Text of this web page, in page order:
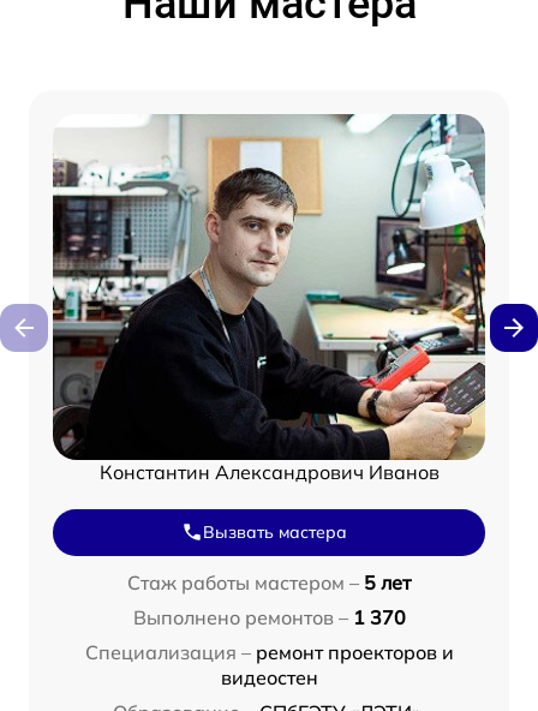
Константин Александрович Иванов
Вызвать мастера
Стаж работы мастером – 5 лет
Выполнено ремонтов – 1 370
Специализация – ремонт проекторов и
видеостен